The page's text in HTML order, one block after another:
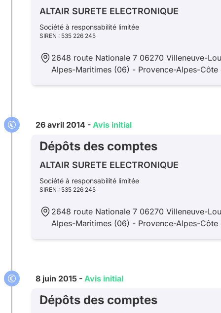
ALTAIR SURETE ELECTRONIQUE
Société à responsabilité limitée
SIREN : 535 226 245
2648 route Nationale 7 06270 Villeneuve-
Alpes-Maritimes (06) - Provence-Alpes-Côte
26 avril 2014 - Avis initial
Dépôts des comptes
ALTAIR SURETE ELECTRONIQUE
Société à responsabilité limitée
SIREN : 535 226 245
2648 route Nationale 7 06270 Villeneuve-
Alpes-Maritimes (06) - Provence-Alpes-Côte
8 juin 2015 - Avis initial
Dépôts des comptes